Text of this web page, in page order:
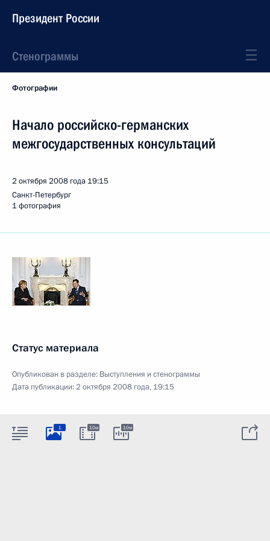
Президент России
Стенограммы
Фотографии
Начало российско-германских
межгосударственных консультаций
2 октября 2008 года 19:15
Санкт-Петербург
1 фотография
Статус материала
Опубликован в разделе: Выступления и стенограммы
Дата публикации:2 октября 2008 года, 19:15
1 10м 10м